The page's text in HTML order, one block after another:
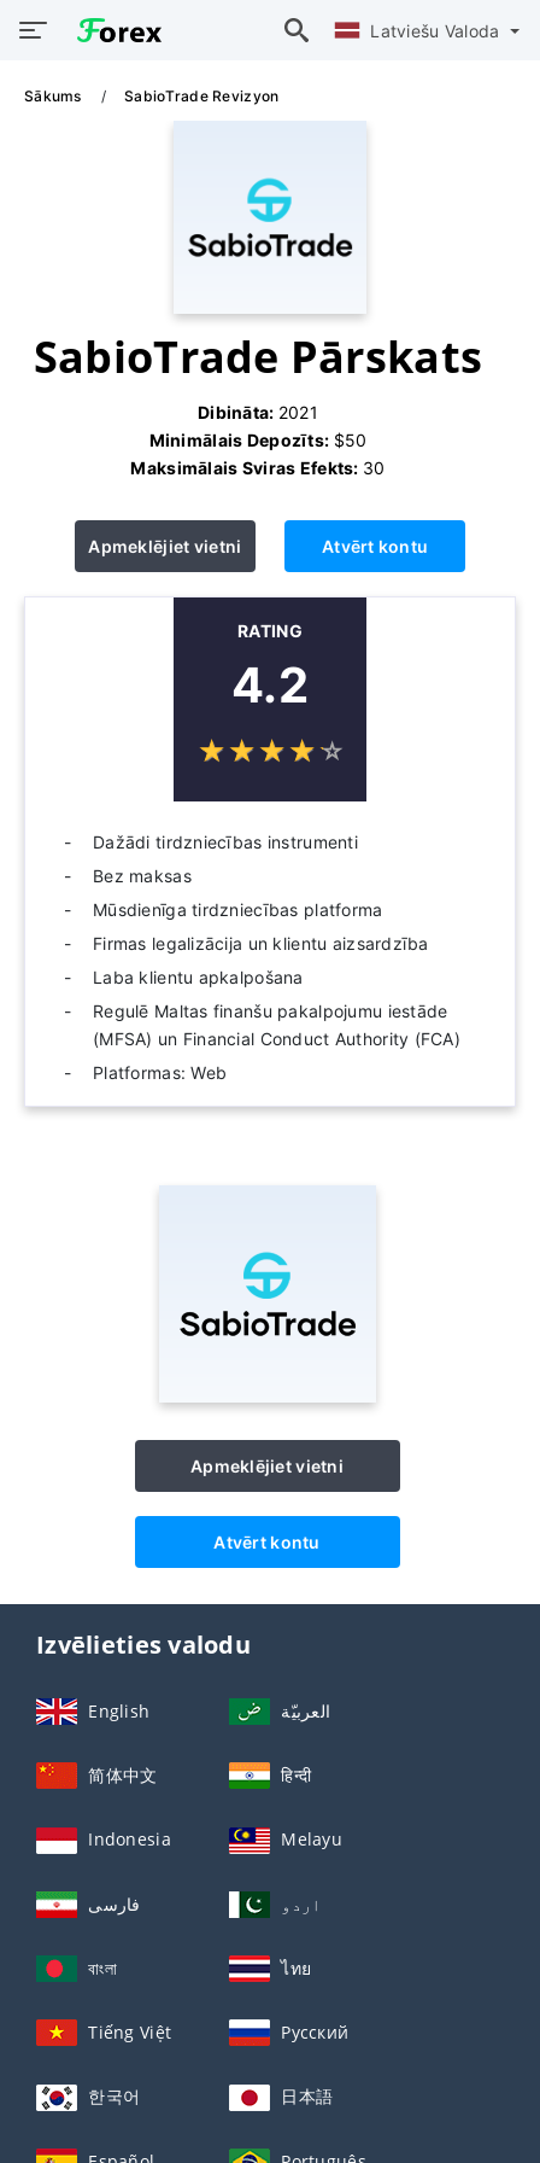
Latviešu Valoda
Sākums SabioTrade Revizyon
SabioTrade Pārskats
Dibināta: 2021
Minimālais Depozīts: $50
Maksimālais Sviras Efekts: 30
Apmeklējiet vietni Atvērt kontu
RATING
4.2
☆☆☆☆☆
★★★★★
Dažādi tirdzniecības instrumenti
Bez maksas
Mūsdienīga tirdzniecības platforma
Firmas legalizācija un klientu aizsardzība
Laba klientu apkalpošana
Regulē Maltas finanšu pakalpojumu iestāde
(MFSA) un Financial Conduct Authority (FCA)
Platformas: Web
Apmeklējiet vietni
Atvērt kontu
Izvēlieties valodu
English العربيّة
简体中文 हिन्दी
Indonesia Melayu
فارسی اردو
বাংলা ไทย
Tiếng Việt Русский
한국어 日本語